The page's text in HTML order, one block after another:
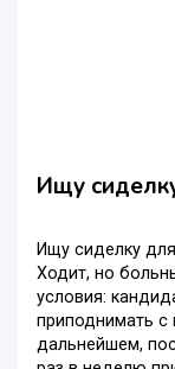
Ищу
Ищу сиделку
Ходит, но
условия:
приподнимать с
дальнейшем,